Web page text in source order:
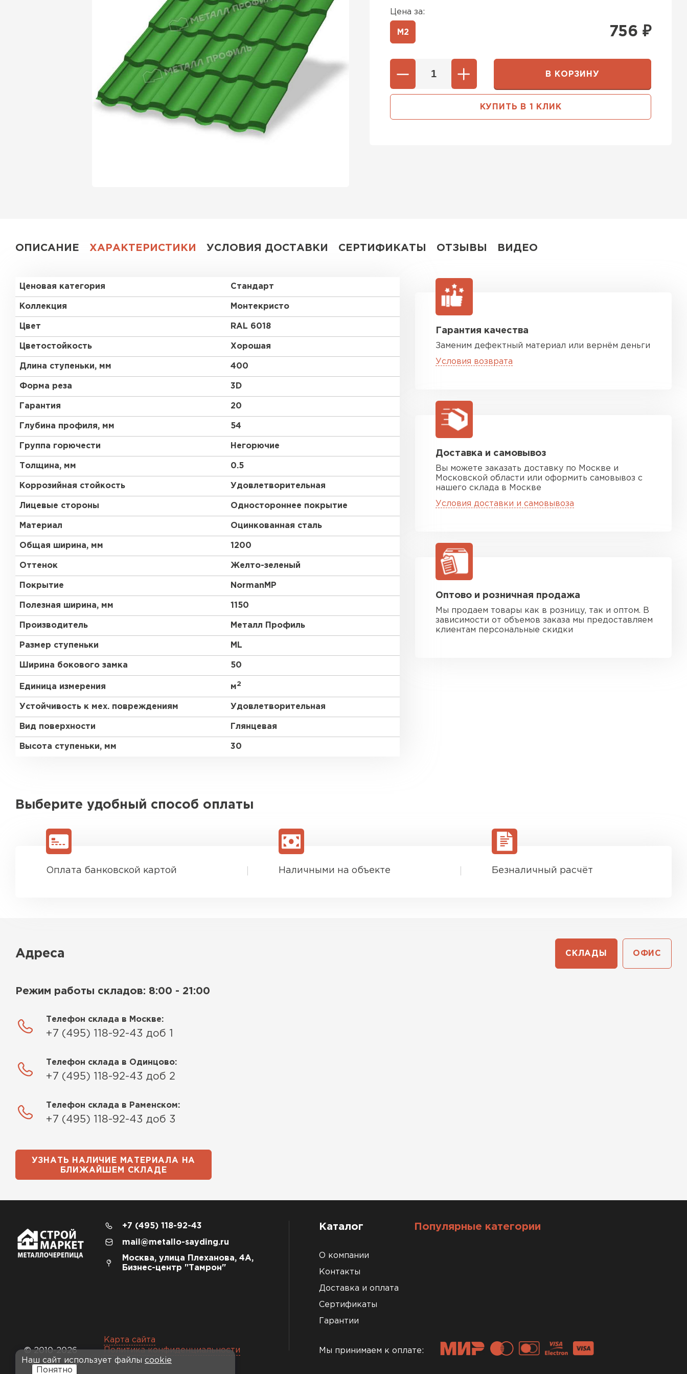
Цена за:
М2 756 ₽
В КОРЗИНУ
КУПИТЬ В 1 КЛИК
ОПИСАНИЕ ХАРАКТЕРИСТИКИ УСЛОВИЯ ДОСТАВКИ СЕРТИФИКАТЫ ОТЗЫВЫ ВИДЕО
Ценовая категория Стандарт
Коллекция Монтекристо
Цвет RAL 6018
Цветостойкость Хорошая
Длина ступеньки, мм 400
Форма реза 3D
Гарантия 20
Глубина профиля, мм 54
Группа горючести Негорючие
Толщина, мм 0.5
Коррозийная стойкость Удовлетворительная
Лицевые стороны Одностороннее покрытие
Материал Оцинкованная сталь
Общая ширина, мм 1200
Оттенок Желто-зеленый
Покрытие NormanMP
Полезная ширина, мм 1150
Производитель Металл Профиль
Размер ступеньки ML
Ширина бокового замка 50
Единица измерения м2
Устойчивость к мех. повреждениям Удовлетворительная
Вид поверхности Глянцевая
Высота ступеньки, мм 30
Гарантия качества
Заменим дефектный материал или вернём деньги
Условия возврата
Доставка и самовывоз
Вы можете заказать доставку по Москве и
Московской области или оформить самовывоз с
нашего склада в Москве
Условия доставки и самовывоза
Оптово и розничная продажа
Мы продаем товары как в розницу, так и оптом. В
зависимости от объемов заказа мы предоставляем
клиентам персональные скидки
Выберите удобный способ оплаты
Оплата банковской картой Наличными на объекте Безналичный расчёт
Адреса СКЛАДЫ ОФИС
Режим работы складов: 8:00 - 21:00
Телефон склада в Москве:
+7 (495) 118-92-43 доб 1
Телефон склада в Одинцово:
+7 (495) 118-92-43 доб 2
Телефон склада в Раменском:
+7 (495) 118-92-43 доб 3
УЗНАТЬ НАЛИЧИЕ МАТЕРИАЛА НА
БЛИЖАЙШЕМ СКЛАДЕ
© 2010-2026
+7 (495) 118-92-43
mail@metallo-sayding.ru
Москва, улица Плеханова, 4А,
Бизнес-центр "Тамрон"
Карта сайта
Политика конфиденциальности
Каталог
О компании
Контакты
Доставка и оплата
Сертификаты
Гарантии
Популярные категории
Мы принимаем к оплате:
Наш сайт использует файлы cookie
Понятно